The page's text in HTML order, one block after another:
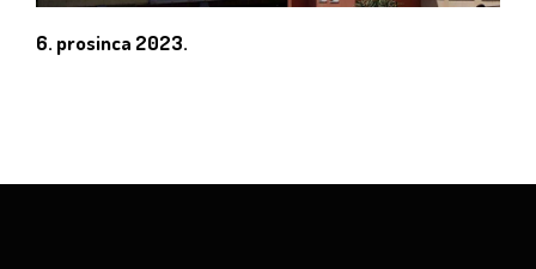
6. prosinca 2023.